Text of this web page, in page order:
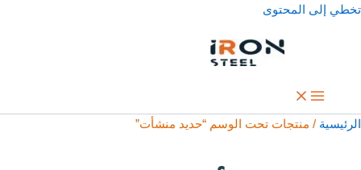
تخطي إلى المحتوى
الرئيسية / منتجات تحت الوسم “حديد منشأت”